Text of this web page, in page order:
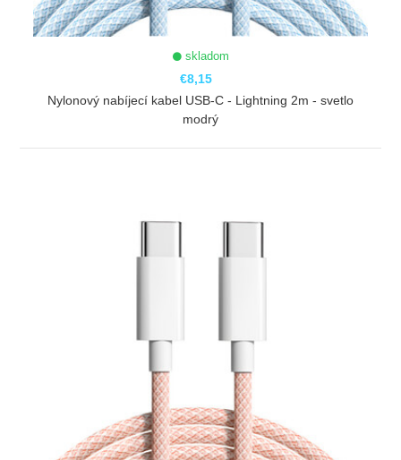
skladom
€8,15
Nylonový nabíjecí kabel USB-C - Lightning 2m - svetlo
modrý